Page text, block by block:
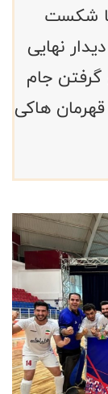
شکست
با نتیجه ۷ بر ۱ در دیدار نهایی
گرفتن جام
قهرمان هاکی